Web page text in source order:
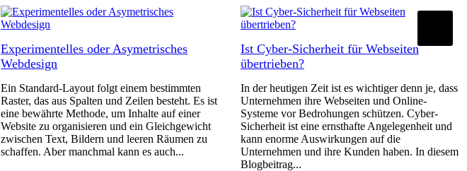
Experimentelles oder Asymetrisches
Webdesign
Ein Standard-Layout folgt einem bestimmten
Raster, das aus Spalten und Zeilen besteht. Es ist
eine bewährte Methode, um Inhalte auf einer
Website zu organisieren und ein Gleichgewicht
zwischen Text, Bildern und leeren Räumen zu
schaffen. Aber manchmal kann es auch...
Ist Cyber-Sicherheit für Webseiten
übertrieben?
In der heutigen Zeit ist es wichtiger denn je, dass
Unternehmen ihre Webseiten und Online-
Systeme vor Bedrohungen schützen. Cyber-
Sicherheit ist eine ernsthafte Angelegenheit und
kann enorme Auswirkungen auf die
Unternehmen und ihre Kunden haben. In diesem
Blogbeitrag...